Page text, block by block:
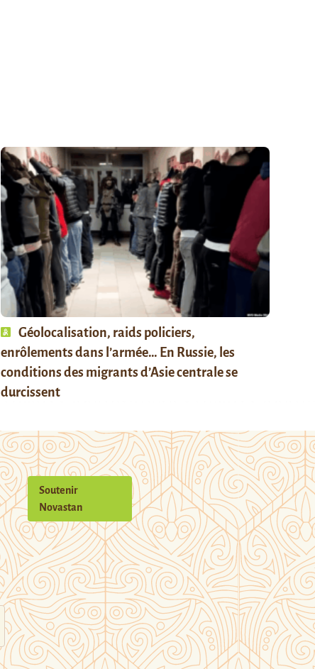
Géolocalisation, raids policiers,
enrôlements dans l’armée… En Russie, les
conditions des migrants d’Asie centrale se
durcissent
Soutenir
Novastan